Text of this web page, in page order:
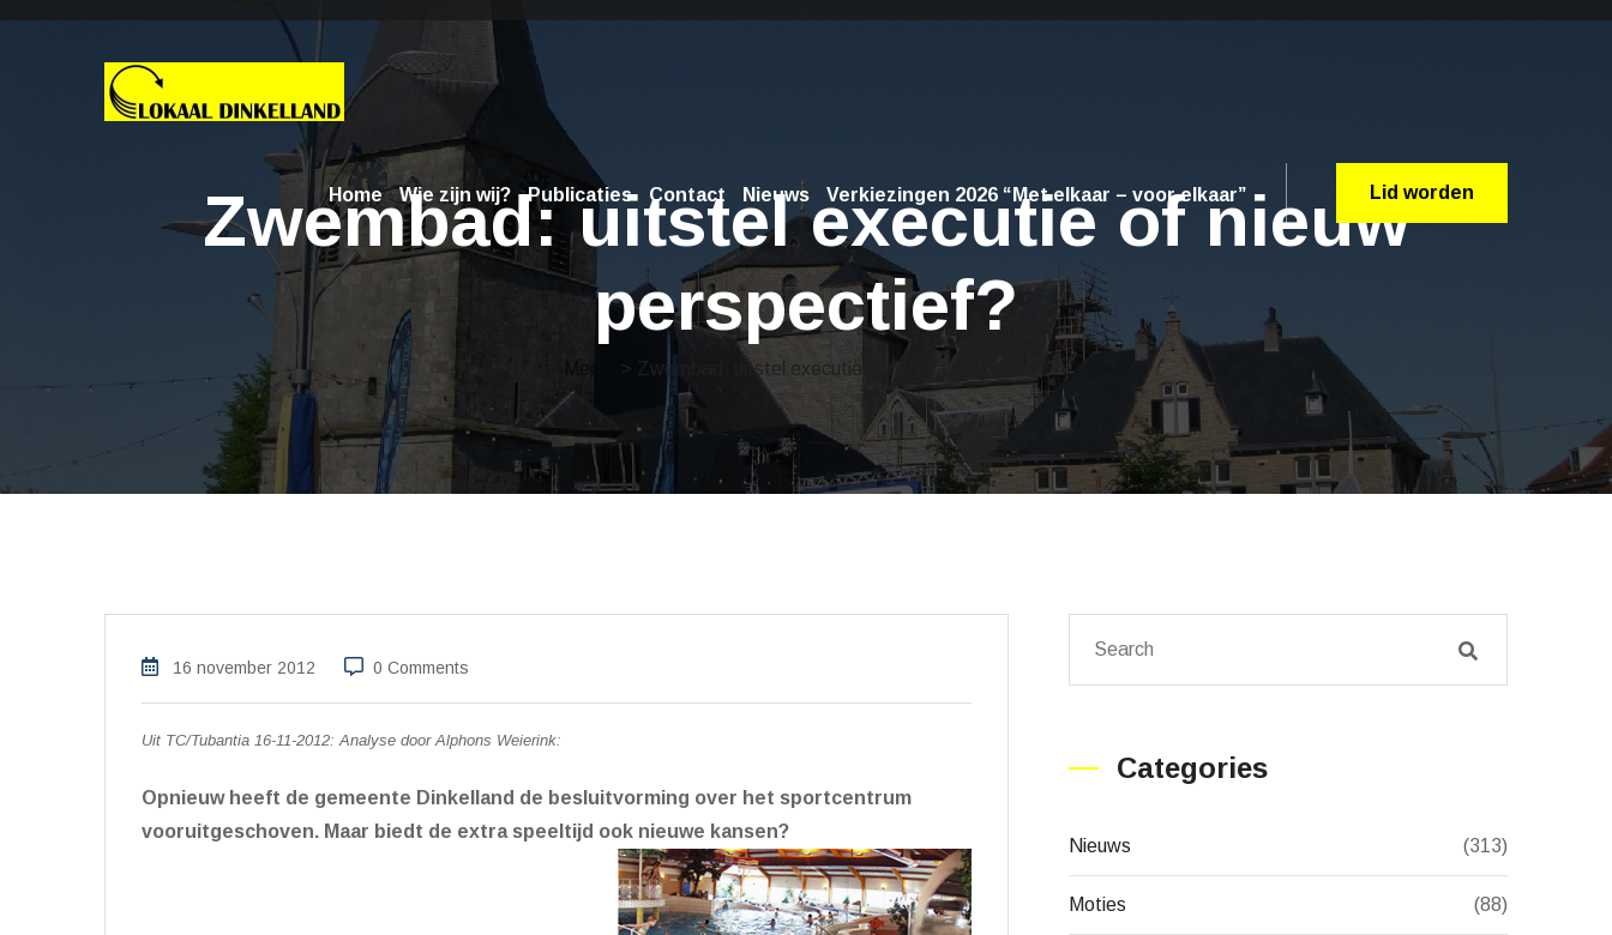
Home Wie zijn wij? Publicaties Contact Nieuws Verkiezingen 2026 “Met elkaar – voor elkaar” Lid worden
Zwembad: uitstel executie of nieuw
perspectief?
> Zwembad: uitstel executie of nieuw perspectief?
16 november 2012 0 Comments
Uit TC/Tubantia 16-11-2012: Analyse door Alphons Weierink:
Opnieuw heeft de gemeente Dinkelland de besluitvorming over het sportcentrum
vooruitgeschoven. Maar biedt de extra speeltijd ook nieuwe kansen?
Categories
Nieuws (313)
Moties (88)